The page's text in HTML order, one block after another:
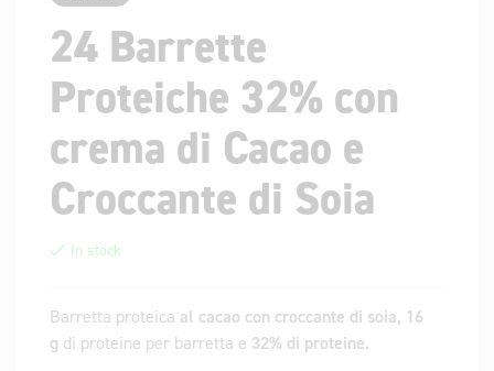
24 Barrette
Proteiche 32% con
crema di Cacao e
Croccante di Soia
In stock
Barretta proteica al cacao con croccante di soia, 16
g di proteine ​​per barretta e 32% di proteine.